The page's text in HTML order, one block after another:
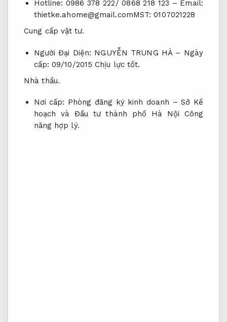
Hotline: 0986 378 222/ 0868 218 123 – Email:
thietke.ahome@gmail.comMST: 0107021228
Cung cấp vật tư.
Người Đại Diện: NGUYỄN TRUNG HÀ – Ngày
cấp: 09/10/2015Chịu lực tốt.
Nhà thầu.
Nơi cấp: Phòng đăng ký kinh doanh – Sở Kế
hoạch và Đầu tư thành phố Hà Nội Công
năng hợp lý.